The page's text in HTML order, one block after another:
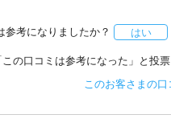
参考になりましたか？ はい
の口コミは参考になった」と投票
このお客さまの